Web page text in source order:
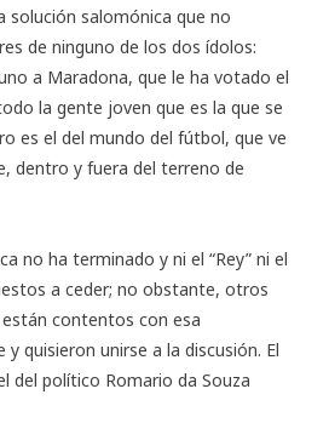
solución salomónica que no
de ninguno de los dos ídolos:
a Maradona, que le ha votado el
la gente joven que es la que se
es el del mundo del fútbol, que ve
dentro y fuera del terreno de
no ha terminado y ni el “Rey” ni el
a ceder; no obstante, otros
contentos con esa
quisieron unirse a la discusión. El
del político Romario da Souza